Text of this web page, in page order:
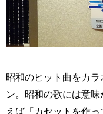
昭和のヒット曲をカ
ン。昭和の歌には意
えば「カセットを作